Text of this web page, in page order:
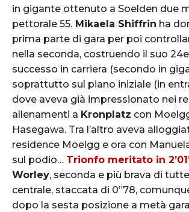
in gigante ottenuto a Soelden due
pettorale 55. Mikaela Shiffrin ha
prima parte di gara per poi
nella seconda, costruendo il suo
successo in carriera (secondo in
soprattutto sul piano iniziale (in
dove aveva già impressionato nei
allenamenti a Kronplatz con
Hasegawa. Tra l’altro aveva
residence Moelgg e ora con
sul podio… Trionfo meritato in
Worley, seconda e più brava di
centrale, staccata di 0”78,
dopo la sesta posizione a metà